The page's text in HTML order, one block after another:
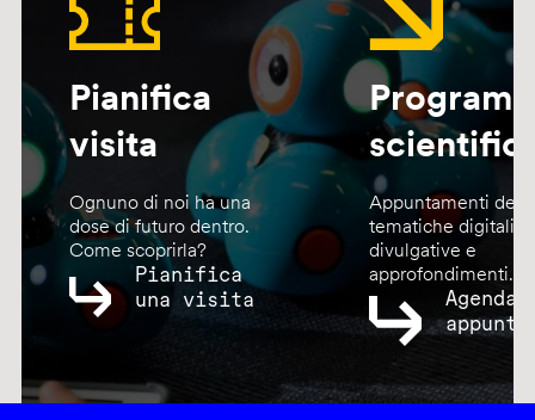
Pianifica
visita
Ognuno di noi ha una
dose di futuro dentro.
Come scoprirla?
Pianifica
una visita
Appuntamenti
tematiche digitali,
divulgative e
approfondimenti.
Agenda